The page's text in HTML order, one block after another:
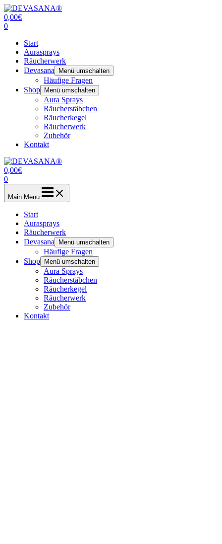
Zum
Inhalt
springen
0,00€
0
Start
Aurasprays
Räucherwerk
Devasana
Menü umschalten
Häufige Fragen
Shop
Menü umschalten
Aura Sprays
Räucherstäbchen
Räucherkegel
Räucherwerk
Zubehör
Kontakt
0,00€
0
Main Menu
Start
Aurasprays
Räucherwerk
Devasana
Menü umschalten
Häufige Fragen
Shop
Menü umschalten
Aura Sprays
Räucherstäbchen
Räucherkegel
Räucherwerk
Zubehör
Kontakt